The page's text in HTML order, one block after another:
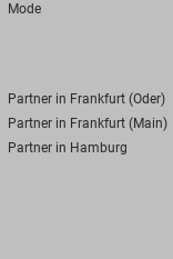
Mode
Partner in Frankfurt (Oder)
Partner in Frankfurt (Main)
Partner in Hamburg